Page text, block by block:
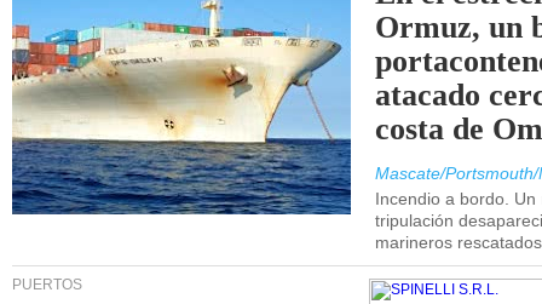
Ormuz, un
atacado
costa de
Mascate/
Incendio a bordo.
tripulación
marineros
PUERTOS